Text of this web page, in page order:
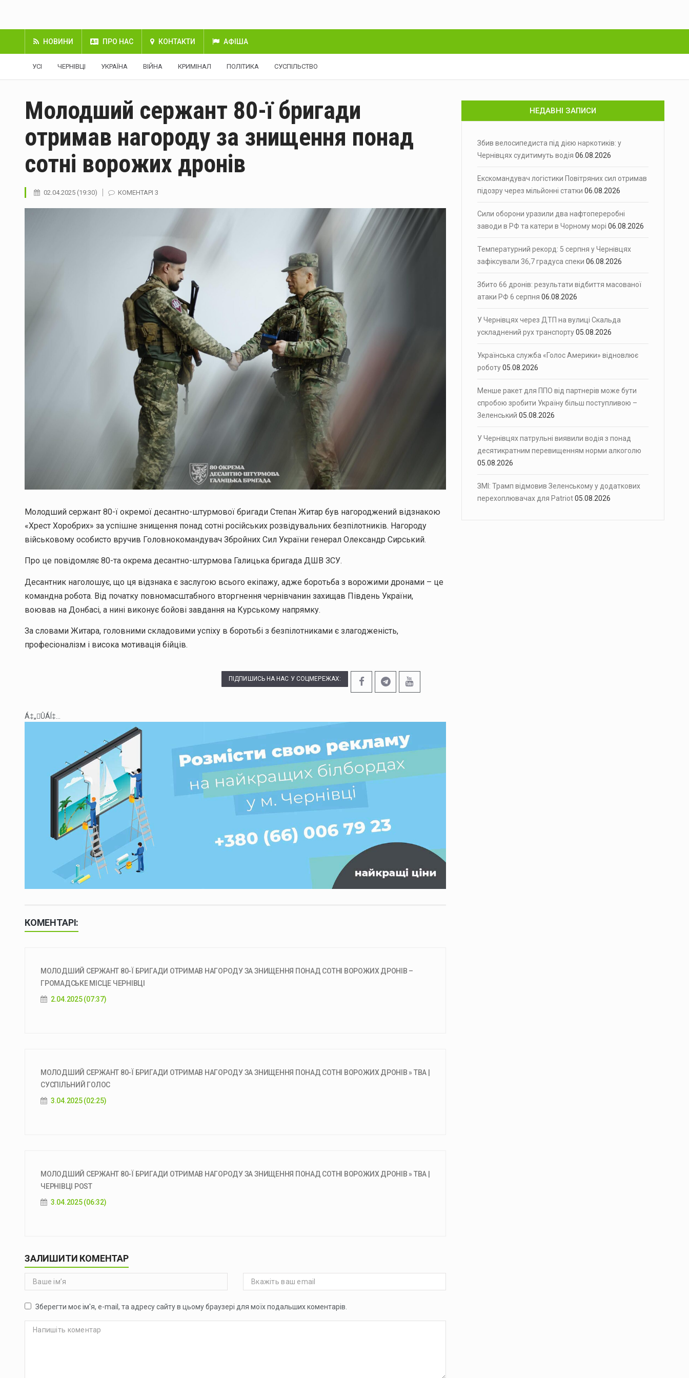
НОВИНИ ПРО НАС КОНТАКТИ АФІША
УСІ ЧЕРНІВЦІ УКРАЇНА ВІЙНА КРИМІНАЛ ПОЛІТИКА СУСПІЛЬСТВО
Молодший сержант 80-ї бригади
отримав нагороду за знищення понад
сотні ворожих дронів
02.04.2025 (19:30) КОМЕНТАРІ 3
Молодший сержант 80-ї окремої десантно-штурмової бригади Степан Житар був нагороджений відзнакою
«Хрест Хоробрих» за успішне знищення понад сотні російських розвідувальних безпілотників. Нагороду
військовому особисто вручив Головнокомандувач Збройних Сил України генерал Олександр Сирський.
Про це повідомляє 80-та окрема десантно-штурмова Галицька бригада ДШВ ЗСУ.
Десантник наголошує, що ця відзнака є заслугою всього екіпажу, адже боротьба з ворожими дронами – це
командна робота. Від початку повномасштабного вторгнення чернівчанин захищав Південь України,
воював на Донбасі, а нині виконує бойові завдання на Курському напрямку.
За словами Житара, головними складовими успіху в боротьбі з безпілотниками є злагодженість,
професіоналізм і висока мотивація бійців.
ПІДПИШИСЬ НА НАС У СОЦМЕРЕЖАХ:
Á‡„ÛÁÍ‡...
КОМЕНТАРІ:
МОЛОДШИЙ СЕРЖАНТ 80-Ї БРИГАДИ ОТРИМАВ НАГОРОДУ ЗА ЗНИЩЕННЯ ПОНАД СОТНІ ВОРОЖИХ ДРОНІВ –
ГРОМАДСЬКЕ МІСЦЕ ЧЕРНІВЦІ
2.04.2025 (07:37)
МОЛОДШИЙ СЕРЖАНТ 80-Ї БРИГАДИ ОТРИМАВ НАГОРОДУ ЗА ЗНИЩЕННЯ ПОНАД СОТНІ ВОРОЖИХ ДРОНІВ » ТВА |
СУСПІЛЬНИЙ ГОЛОС
3.04.2025 (02:25)
МОЛОДШИЙ СЕРЖАНТ 80-Ї БРИГАДИ ОТРИМАВ НАГОРОДУ ЗА ЗНИЩЕННЯ ПОНАД СОТНІ ВОРОЖИХ ДРОНІВ » ТВА |
ЧЕРНІВЦІ POST
3.04.2025 (06:32)
ЗАЛИШИТИ КОМЕНТАР
Зберегти моє ім'я, e-mail, та адресу сайту в цьому браузері для моїх подальших коментарів.
НЕДАВНІ ЗАПИСИ
Збив велосипедиста під дією наркотиків: у
Чернівцях судитимуть водія 06.08.2026
Екскомандувач логістики Повітряних сил отримав
підозру через мільйонні статки 06.08.2026
Сили оборони уразили два нафтопереробні
заводи в РФ та катери в Чорному морі 06.08.2026
Температурний рекорд: 5 серпня у Чернівцях
зафіксували 36,7 градуса спеки 06.08.2026
Збито 66 дронів: результати відбиття масованої
атаки РФ 6 серпня 06.08.2026
У Чернівцях через ДТП на вулиці Скальда
ускладнений рух транспорту05.08.2026
Українська служба «Голос Америки» відновлює
роботу05.08.2026
Менше ракет для ППО від партнерів може бути
спробою зробити Україну більш поступливою –
Зеленський 05.08.2026
У Чернівцях патрульні виявили водія з понад
десятикратним перевищенням норми алкоголю
05.08.2026
ЗМІ: Трамп відмовив Зеленському у додаткових
перехоплювачах для Patriot05.08.2026